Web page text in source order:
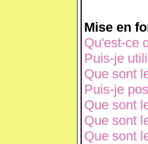
Mise en
Qu'est-ce
Puis-je
Que sont
Puis-je
Que sont
Que sont
Que sont